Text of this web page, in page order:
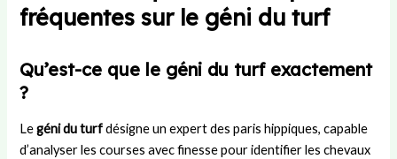
fréquentes sur le géni du turf
Qu’est-ce que le géni du turf exactement
?
Legéni du turfdésigne un expert des paris hippiques, capable
d’analyser les courses avec finesse pour identifier les chevaux